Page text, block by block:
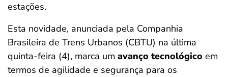
estações.
Esta novidade, anunciada pela Companhia
Brasileira de Trens Urbanos (CBTU) na última
quinta-feira (4), marca um avanço tecnológico em
termos de agilidade e segurança para os